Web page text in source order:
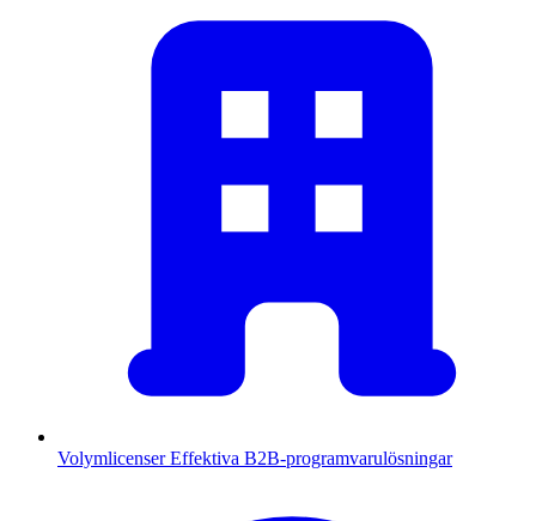
Volymlicenser Effektiva B2B-programvarulösningar